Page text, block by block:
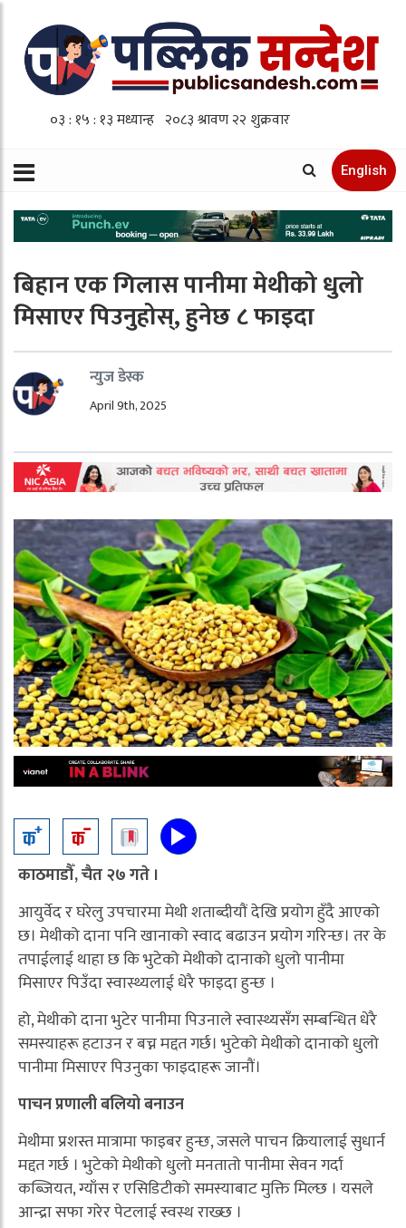
English
बिहान एक गिलास पानीमा मेथीको धुलो
मिसाएर पिउनुहोस्, हुनेछ ८ फाइदा
न्युज डेस्क
April 9th, 2025
काठमाडौँ, चैत २७ गते ।
आयुर्वेद र घरेलु उपचारमा मेथी शताब्दीयौं देखि प्रयोग हुँदै आएको
छ। मेथीको दाना पनि खानाको स्वाद बढाउन प्रयोग गरिन्छ। तर के
तपाईलाई थाहा छ कि भुटेको मेथीको दानाको धुलो पानीमा
मिसाएर पिउँदा स्वास्थ्यलाई धेरै फाइदा हुन्छ ।
हो, मेथीको दाना भुटेर पानीमा पिउनाले स्वास्थ्यसँग सम्बन्धित धेरै
समस्याहरू हटाउन र बच्न मद्दत गर्छ। भुटेको मेथीको दानाको धुलो
पानीमा मिसाएर पिउनुका फाइदाहरू जानौं।
पाचन प्रणाली बलियो बनाउन
मेथीमा प्रशस्त मात्रामा फाइबर हुन्छ, जसले पाचन क्रियालाई सुधार्न
मद्दत गर्छ । भुटेको मेथीको धुलो मनतातो पानीमा सेवन गर्दा
कब्जियत, ग्याँस र एसिडिटीको समस्याबाट मुक्ति मिल्छ । यसले
आन्द्रा सफा गरेर पेटलाई स्वस्थ राख्छ ।